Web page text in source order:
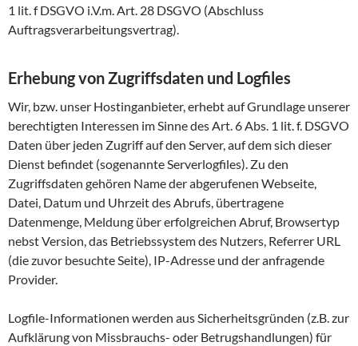
1 lit. f DSGVO i.V.m. Art. 28 DSGVO (Abschluss
Auftragsverarbeitungsvertrag).
Erhebung von Zugriffsdaten und Logfiles
Wir, bzw. unser Hostinganbieter, erhebt auf Grundlage unserer
berechtigten Interessen im Sinne des Art. 6 Abs. 1 lit. f. DSGVO
Daten über jeden Zugriff auf den Server, auf dem sich dieser
Dienst befindet (sogenannte Serverlogfiles). Zu den
Zugriffsdaten gehören Name der abgerufenen Webseite,
Datei, Datum und Uhrzeit des Abrufs, übertragene
Datenmenge, Meldung über erfolgreichen Abruf, Browsertyp
nebst Version, das Betriebssystem des Nutzers, Referrer URL
(die zuvor besuchte Seite), IP-Adresse und der anfragende
Provider.
Logfile-Informationen werden aus Sicherheitsgründen (z.B. zur
Aufklärung von Missbrauchs- oder Betrugshandlungen) für